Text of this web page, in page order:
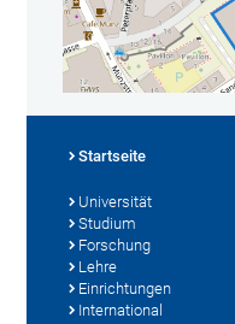
Startseite
Universität
Studium
Forschung
Lehre
Einrichtungen
International